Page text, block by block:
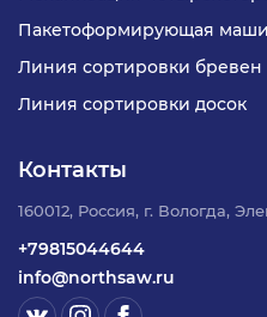
Преимущества
1. Стабильная подача
оценочный участок
для удобной и точной
2. Эффективный разбор
Каскадная система
пиломатериала и
Пакетоформирующая
Линия сортировки бревен
Линия сортировки досок
Контакты
160012, Россия, г. Вологда,
+79815044644
info@northsaw.ru